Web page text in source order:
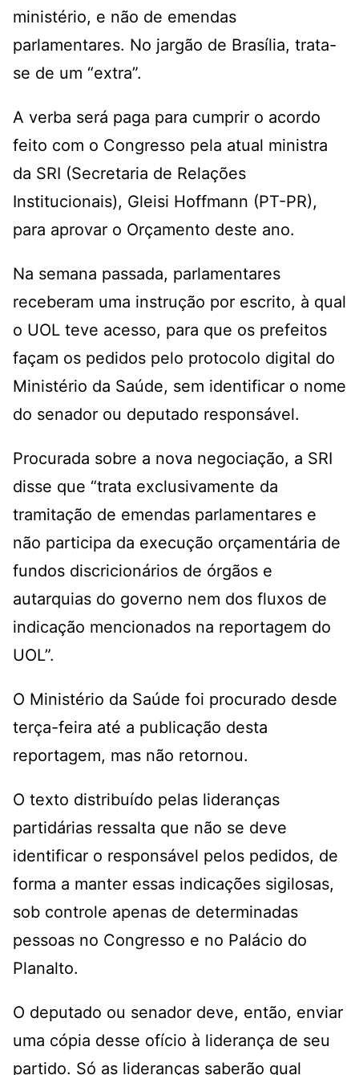
ministério, e não de emendas
parlamentares. No jargão de Brasília, trata-
se de um “extra”.
A verba será paga para cumprir o acordo
feito com o Congresso pela atual ministra
da SRI (Secretaria de Relações
Institucionais), Gleisi Hoffmann (PT-PR),
para aprovar o Orçamento deste ano.
Na semana passada, parlamentares
receberam uma instrução por escrito, à qual
o UOL teve acesso, para que os prefeitos
façam os pedidos pelo protocolo digital do
Ministério da Saúde, sem identificar o nome
do senador ou deputado responsável.
Procurada sobre a nova negociação, a SRI
disse que “trata exclusivamente da
tramitação de emendas parlamentares e
não participa da execução orçamentária de
fundos discricionários de órgãos e
autarquias do governo nem dos fluxos de
indicação mencionados na reportagem do
UOL”.
O Ministério da Saúde foi procurado desde
terça-feira até a publicação desta
reportagem, mas não retornou.
O texto distribuído pelas lideranças
partidárias ressalta que não se deve
identificar o responsável pelos pedidos, de
forma a manter essas indicações sigilosas,
sob controle apenas de determinadas
pessoas no Congresso e no Palácio do
Planalto.
O deputado ou senador deve, então, enviar
uma cópia desse ofício à liderança de seu
partido. Só as lideranças saberão qual